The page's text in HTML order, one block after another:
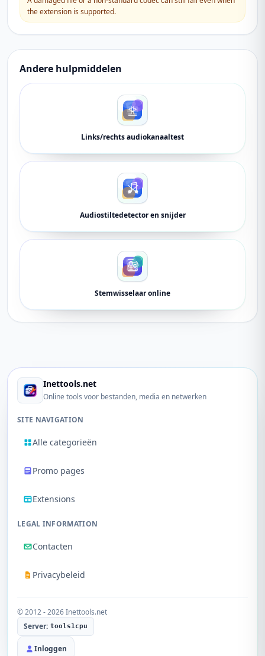
the extension is supported.
Andere hulpmiddelen
Links/rechts audiokanaaltest
Audiostiltedetector en snijder
Stemwisselaar online
Inettools.net
Online tools voor bestanden, media en netwerken
SITE NAVIGATION
Alle categorieën
Promo pages
Extensions
LEGAL INFORMATION
Contacten
Privacybeleid
© 2012 - 2026 Inettools.net
Server: tools1cpu
Inloggen